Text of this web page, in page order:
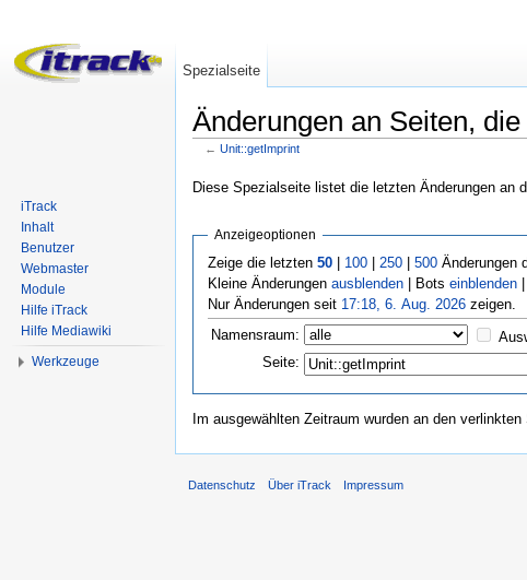
Änderungen an Seiten,
← Unit::getImprint
Diese Spezialseite listet die letzten Änderungen an
Anzeigeoptionen
Zeige die letzten 50| 100| 250| 500Änderungen
Kleine Änderungen ausblenden| Bots einblenden|
Nur Änderungen seit 17:18, 6. Aug. 2026zeigen.
Namensraum:
Seite:
Im ausgewählten Zeitraum wurden an den
Spezialseite
iTrack
Inhalt
Benutzer
Webmaster
Module
Hilfe iTrack
Hilfe Mediawiki
Werkzeuge
Datenschutz Über iTrack Impressum